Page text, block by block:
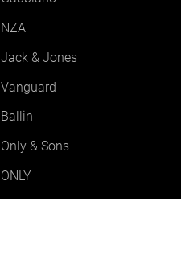
NZA
Jack & Jones
Vanguard
Ballin
Only & Sons
ONLY